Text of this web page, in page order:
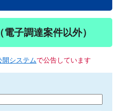
子調達案件以外）
開システムで公告しています